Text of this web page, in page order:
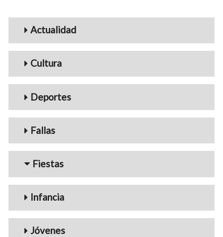
Menu_Videos
Actualidad
Cultura
Deportes
Fallas
Fiestas
Infancia
Jóvenes